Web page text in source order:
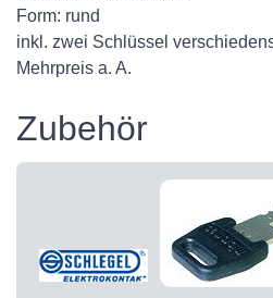
Form: rund
inkl. zwei Schlüssel
Mehrpreis a. A.
Zubehör